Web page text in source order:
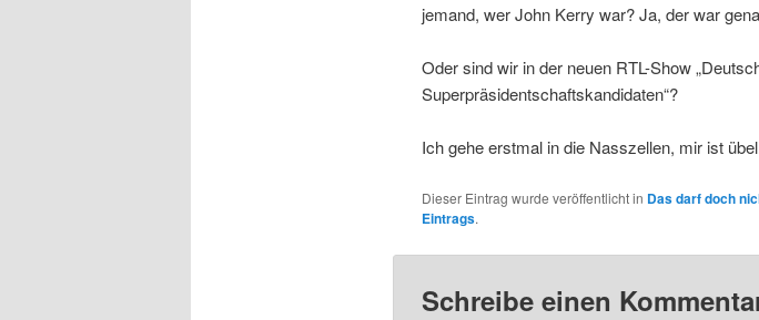
jemand, wer John Kerry war? Ja, der war
Oder sind wir in der neuen RTL-Show
Superpräsidentschaftskandidaten“?
Ich gehe erstmal in die Nasszellen, mir ist
Dieser Eintrag wurde veröffentlicht in Das darf doch
Eintrags.
Schreibe einen